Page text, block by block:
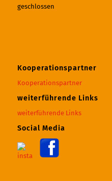
geschlossen
Kooperationspartner
Kooperationspartner
weiterführende Links
weiterführende Links
Social Media